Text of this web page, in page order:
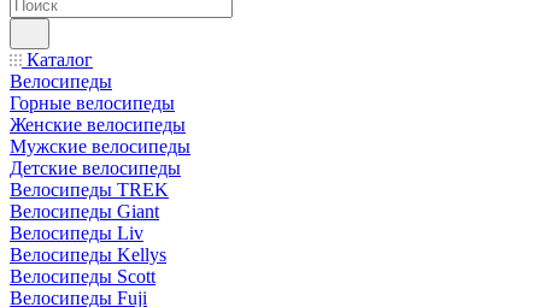
Каталог
Велосипеды
Горные велосипеды
Женские велосипеды
Мужские велосипеды
Детские велосипеды
Велосипеды TREK
Велосипеды Giant
Велосипеды Liv
Велосипеды Kellys
Велосипеды Scott
Велосипеды Fuji